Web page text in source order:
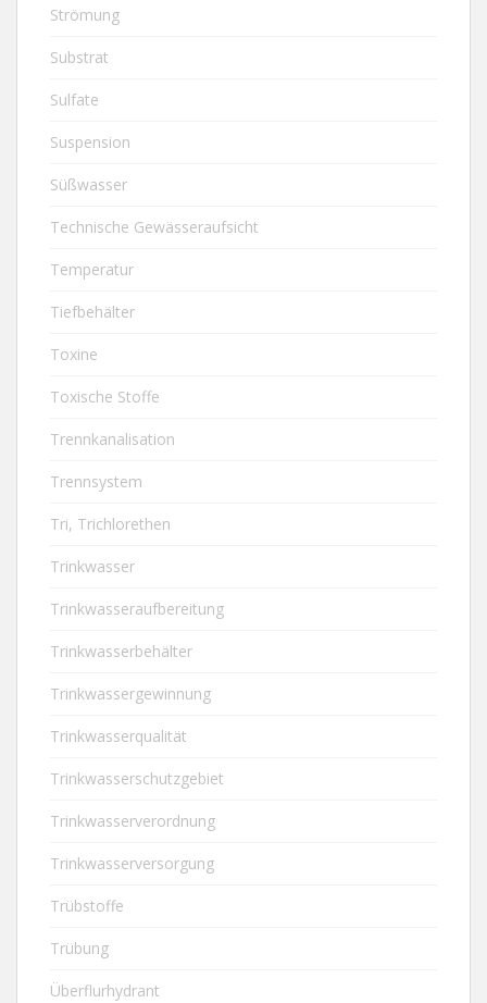
Strömung
Substrat
Sulfate
Suspension
Süßwasser
Technische Gewässeraufsicht
Temperatur
Tiefbehälter
Toxine
Toxische Stoffe
Trennkanalisation
Trennsystem
Tri, Trichlorethen
Trinkwasser
Trinkwasseraufbereitung
Trinkwasserbehälter
Trinkwassergewinnung
Trinkwasserqualität
Trinkwasserschutzgebiet
Trinkwasserverordnung
Trinkwasserversorgung
Trübstoffe
Trübung
Überflurhydrant